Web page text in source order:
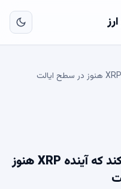
ریپل و SEC: وکیل تأیید می کند که آینده XRP هنوز در سطح ایالت
ریپل و SEC: وکیل تأیید می کند که آینده XRP هنوز